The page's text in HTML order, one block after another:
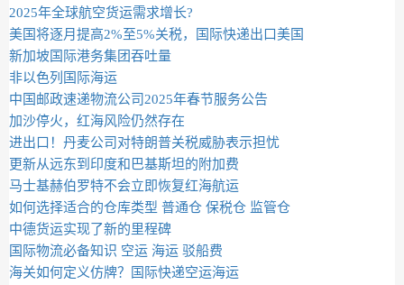
2025年全球航空货运需求增长?
美国将逐月提高2%至5%关税，国际快递出口美国
新加坡国际港务集团吞吐量
非以色列国际海运
中国邮政速递物流公司2025年春节服务公告
加沙停火，红海风险仍然存在
进出口！丹麦公司对特朗普关税威胁表示担忧
更新从远东到印度和巴基斯坦的附加费
马士基赫伯罗特不会立即恢复红海航运
如何选择适合的仓库类型 普通仓 保税仓 监管仓
中德货运实现了新的里程碑
国际物流必备知识 空运 海运 驳船费
海关如何定义仿牌？国际快递空运海运